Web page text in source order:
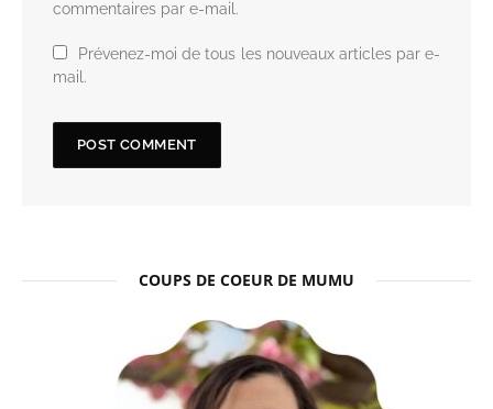
commentaires par e-mail.
Prévenez-moi de tous les nouveaux articles par e-
mail.
COUPS DE COEUR DE MUMU